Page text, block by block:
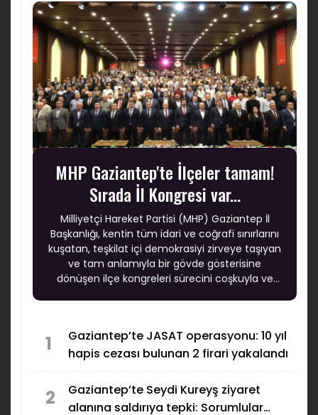
MHP Gaziantep'te İlçeler tamam!
Sırada İl Kongresi var...
Milliyetçi Hareket Partisi (MHP) Gaziantep İl
Başkanlığı, kentin tüm idari ve coğrafi sınırlarını
kuşatan, teşkilat içi demokrasiyi zirveye taşıyan
ve tam anlamıyla bir gövde gösterisine
dönüşen ilçe kongreleri sürecini coşkuyla ve
1
Gaziantep’te JASAT operasyonu: 10 yıl
hapis cezası bulunan 2 firari yakalandı
2
Gaziantep’te Seydi Kureyş ziyaret
alanına saldırıya tepki: Sorumlular